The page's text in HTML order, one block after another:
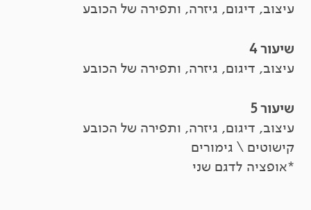
עיצוב, דיגום, גיזרה, ותפירה של הכובע
שיעור 4
עיצוב, דיגום, גיזרה, ותפירה של הכובע
שיעור 5
עיצוב, דיגום, גיזרה, ותפירה של הכובע
קישוטים \ גימורים
*אופציה לדגם שני